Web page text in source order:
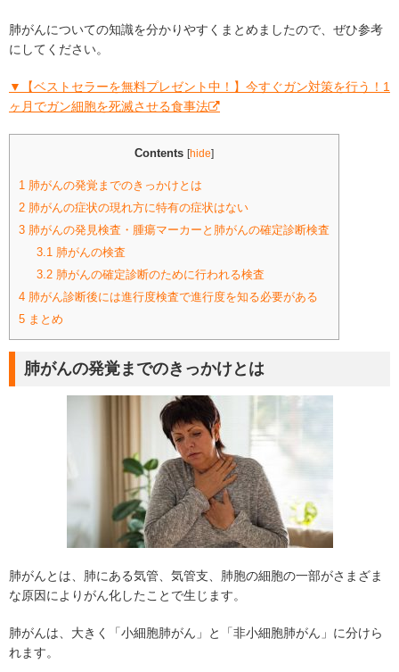
肺がんについての知識を分かりやすくまとめましたので、ぜひ参考
にしてください。
▼【ベストセラーを無料プレゼント中！】今すぐガン対策を行う！1
ヶ月でガン細胞を死滅させる食事法
Contents [hide]
1 肺がんの発覚までのきっかけとは
2 肺がんの症状の現れ方に特有の症状はない
3 肺がんの発見検査・腫瘍マーカーと肺がんの確定診断検査
3.1肺がんの検査
3.2肺がんの確定診断のために行われる検査
4 肺がん診断後には進行度検査で進行度を知る必要がある
5 まとめ
肺がんの発覚までのきっかけとは
肺がんとは、肺にある気管、気管支、肺胞の細胞の一部がさまざま
な原因によりがん化したことで生じます。
肺がんは、大きく「小細胞肺がん」と「非小細胞肺がん」に分けら
れます。